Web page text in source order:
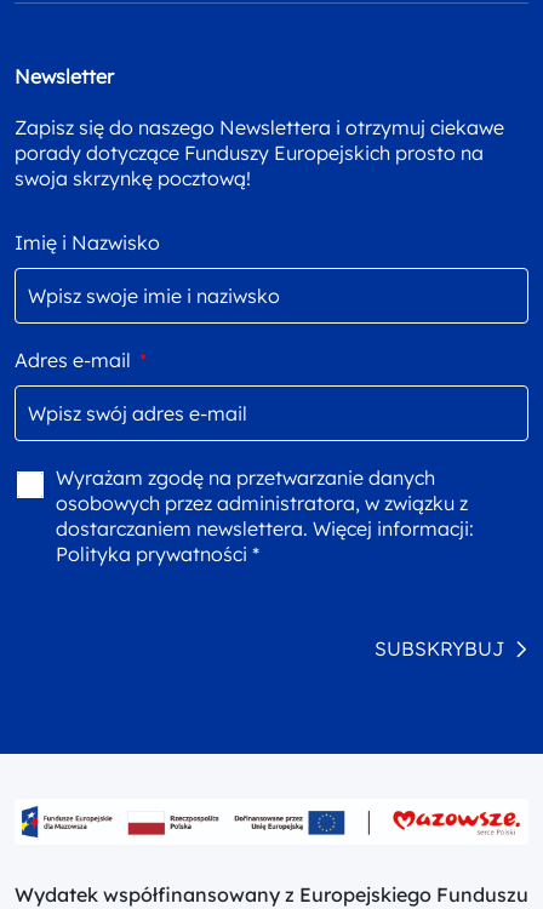
Newsletter
Zapisz się do naszego Newslettera i otrzymuj ciekawe
porady dotyczące Funduszy Europejskich prosto na
swoja skrzynkę pocztową!
Imię i Nazwisko
Adres e-mail *
Wyrażam zgodę na przetwarzanie danych
osobowych przez administratora, w związku z
dostarczaniem newslettera. Więcej informacji:
Polityka prywatności *
SUBSKRYBUJ
Wydatek współfinansowany z Europejskiego Funduszu